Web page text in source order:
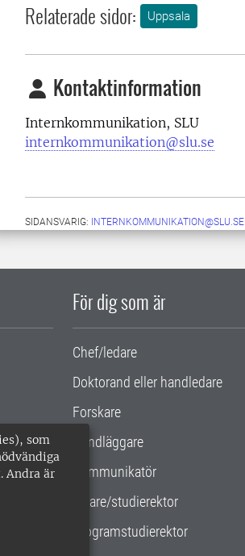
som
Andra är
Relaterade sidor: Uppsala
Kontaktinformation
Internkommunikation, SLU
internkommunikation@slu.se
SIDANSVARIG: INTERNKOMMUNIKATION@SLU.SE
För dig som är
Chef/ledare
Doktorand eller handledare
Forskare
Handläggare
Kommunikatör
Lärare/studierektor
Programstudierektor